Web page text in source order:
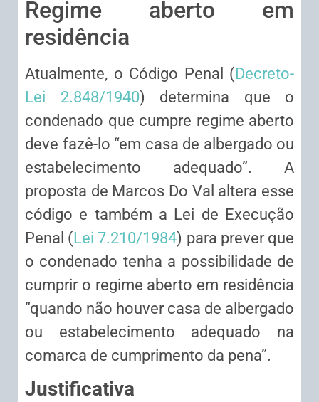
Regime aberto em
residência
Atualmente, o Código Penal (Decreto-
Lei 2.848/1940) determina que o
condenado que cumpre regime aberto
deve fazê-lo “em casa de albergado ou
estabelecimento adequado”. A
proposta de Marcos Do Val altera esse
código e também a Lei de Execução
Penal (Lei 7.210/1984) para prever que
o condenado tenha a possibilidade de
cumprir o regime aberto em residência
“quando não houver casa de albergado
ou estabelecimento adequado na
comarca de cumprimento da pena”.
Justificativa